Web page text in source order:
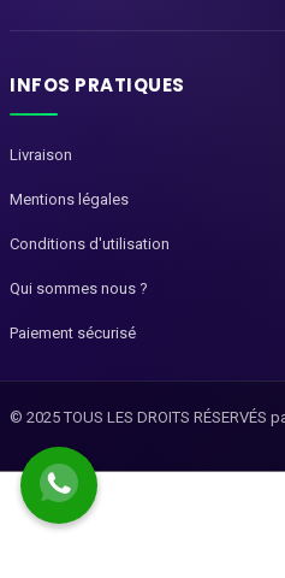
INFOS PRATIQUES
Livraison
Mentions légales
Conditions d'utilisation
Qui sommes nous ?
Paiement sécurisé
© 2025 TOUS LES DROITS RÉSERVÉS